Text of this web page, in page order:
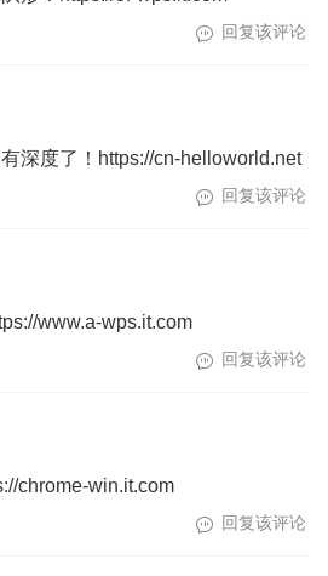
回复该评论
深度了！https://cn-helloworld.net
回复该评论
www.a-wps.it.com
回复该评论
chrome-win.it.com
回复该评论